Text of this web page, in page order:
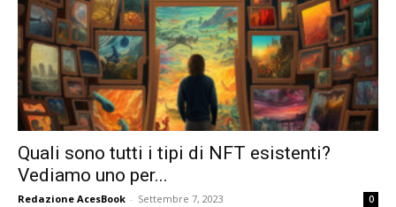
Quali sono tutti i tipi di NFT esistenti?
Vediamo uno per...
Redazione AcesBook - Settembre 7, 2023 0